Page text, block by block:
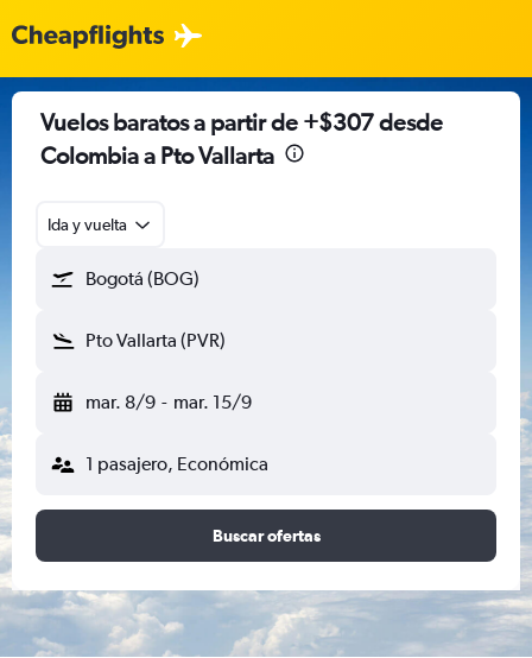
Vuelos baratos a partir de +$307 desde
Colombia a Pto Vallarta
Ida y vuelta
Bogotá (BOG)
Pto Vallarta (PVR)
mar. 8/9 - mar. 15/9
1 pasajero, Económica
Buscar ofertas